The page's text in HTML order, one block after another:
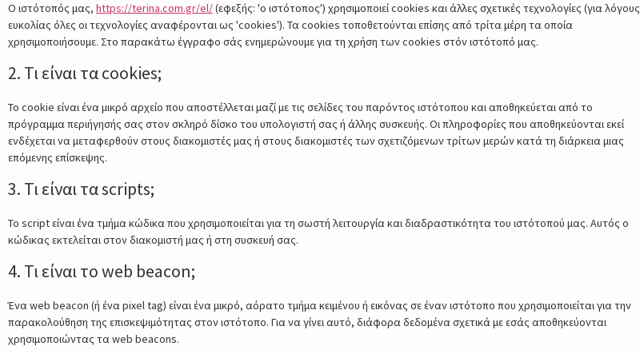
Ο ιστότοπός μας, https://terina.com.gr/el/(εφεξής: 'ο ιστότοπος') χρησιμοποιεί cookies και άλλες σχετικές τεχνολογίες (για λόγους
ευκολίας όλες οι τεχνολογίες αναφέρονται ως 'cookies'). Τα cookies τοποθετούνται επίσης από τρίτα μέρη τα οποία
χρησιμοποιήσουμε. Στο παρακάτω έγγραφο σάς ενημερώνουμε για τη χρήση των cookies στόν ιστότοπό μας.
2. Τι είναι τα cookies;
Το cookie είναι ένα μικρό αρχείο που αποστέλλεται μαζί με τις σελίδες του παρόντος ιστότοπου και αποθηκεύεται από το
πρόγραμμα περιήγησής σας στον σκληρό δίσκο του υπολογιστή σας ή άλλης συσκευής. Οι πληροφορίες που αποθηκεύονται εκεί
ενδέχεται να μεταφερθούν στους διακομιστές μας ή στους διακομιστές των σχετιζόμενων τρίτων μερών κατά τη διάρκεια μιας
επόμενης επίσκεψης.
3. Τι είναι τα scripts;
Το script είναι ένα τμήμα κώδικα που χρησιμοποιείται για τη σωστή λειτουργία και διαδραστικότητα του ιστότοπού μας. Αυτός ο
κώδικας εκτελείται στον διακομιστή μας ή στη συσκευή σας.
4. Τι είναι το web beacon;
Ένα web beacon (ή ένα pixel tag) είναι ένα μικρό, αόρατο τμήμα κειμένου ή εικόνας σε έναν ιστότοπο που χρησιμοποιείται για την
παρακολούθηση της επισκεψιμότητας στον ιστότοπο. Για να γίνει αυτό, διάφορα δεδομένα σχετικά με εσάς αποθηκεύονται
χρησιμοποιώντας τα web beacons.